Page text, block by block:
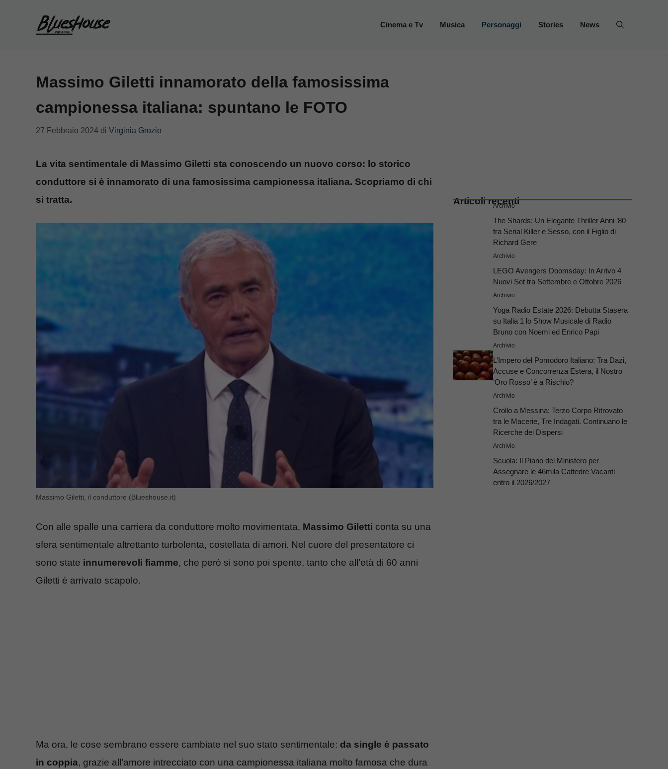
Cinema e Tv Musica Personaggi Stories News
Massimo Giletti innamorato della famosissima
campionessa italiana: spuntano le FOTO
27 Febbraio 2024 di Virginia Grozio
La vita sentimentale di Massimo Giletti sta conoscendo un nuovo corso: lo storico
conduttore si è innamorato di una famosissima campionessa italiana. Scopriamo di chi
si tratta.
Massimo Giletti, il conduttore (Blueshouse.it)
Con alle spalle una carriera da conduttore molto movimentata, Massimo Giletti conta su una
sfera sentimentale altrettanto turbolenta, costellata di amori. Nel cuore del presentatore ci
sono state innumerevoli fiamme, che però si sono poi spente, tanto che all’età di 60 anni
Giletti è arrivato scapolo.
Ma ora, le cose sembrano essere cambiate nel suo stato sentimentale: da single è passato
in coppia, grazie all’amore intrecciato con una campionessa italiana molto famosa che dura
Articoli recenti
Archivio
The Shards: Un Elegante Thriller Anni ’80
tra Serial Killer e Sesso, con il Figlio di
Richard Gere
Archivio
LEGO Avengers Doomsday: In Arrivo 4
Nuovi Set tra Settembre e Ottobre 2026
Archivio
Yoga Radio Estate 2026: Debutta Stasera
su Italia 1 lo Show Musicale di Radio
Bruno con Noemi ed Enrico Papi
Archivio
L’Impero del Pomodoro Italiano: Tra Dazi,
Accuse e Concorrenza Estera, il Nostro
‘Oro Rosso’ è a Rischio?
Archivio
Crollo a Messina: Terzo Corpo Ritrovato
tra le Macerie, Tre Indagati. Continuano le
Ricerche dei Dispersi
Archivio
Scuola: Il Piano del Ministero per
Assegnare le 46mila Cattedre Vacanti
entro il 2026/2027